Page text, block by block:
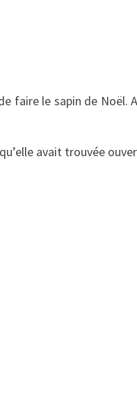
faire le sapin de Noël.
avait trouvée